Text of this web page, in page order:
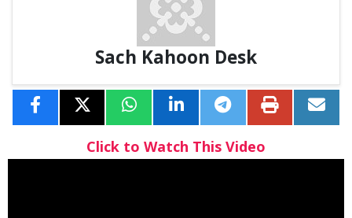
Sach Kahoon Desk
Click to Watch This Video